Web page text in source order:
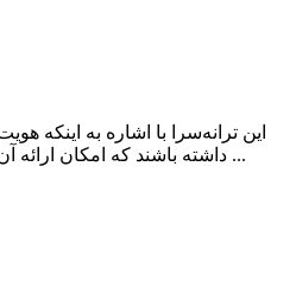
این ترانه‌سرا با اشاره به اینکه
داشته باشند که امکان ارائه آن با صداهای مختلف وجود نداشته باشد. کسری بختیاریان در خصوص تفاوت شعر محاوره و ترانه گفت: تعاریف بسیاری برای ترانه وجود دارد اما تعریف پذیرفته‌شده‌ای ...